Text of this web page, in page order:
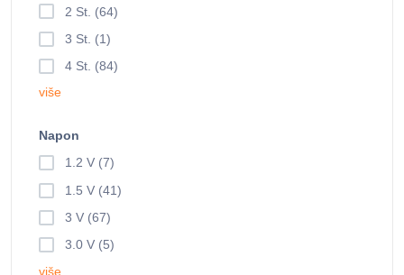
2 St. (64)
3 St. (1)
4 St. (84)
više
Napon
1.2 V (7)
1.5 V (41)
3 V (67)
3.0 V (5)
više